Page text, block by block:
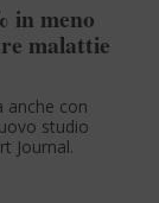
in meno
malattie
anche con
studio
Journal.